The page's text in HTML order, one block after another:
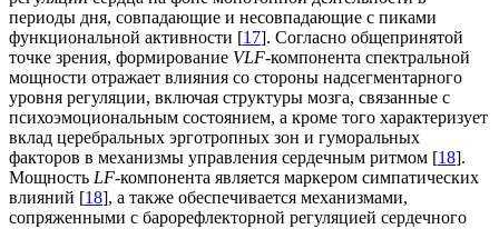
периоды дня, совпадающие и несовпадающие с пиками
функциональной активности [17]. Согласно общепринятой
точке зрения, формирование VLF-компонента спектральной
мощности отражает влияния со стороны надсегментарного
уровня регуляции, включая структуры мозга, связанные с
психоэмоциональным состоянием, а кроме того характеризует
вклад церебральных эрготропных зон и гуморальных
факторов в механизмы управления сердечным ритмом [18].
Мощность LF-компонента является маркером симпатических
влияний [18], а также обеспечивается механизмами,
сопряженными с барорефлекторной регуляцией сердечного